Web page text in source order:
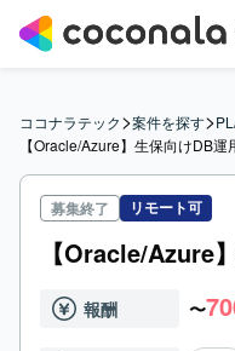
ココナラテック>案件を探す>
【Oracle/Azure】生保向けDB運
募集終了 リモート可
【Oracle/Azure
報酬 〜